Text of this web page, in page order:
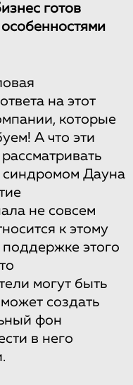
готов
на этот
которые
А что эти
синдромом Дауна
не совсем
к этому
этого
могут быть
создать
фон
в него